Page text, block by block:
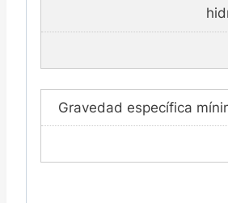
Gravedad específica